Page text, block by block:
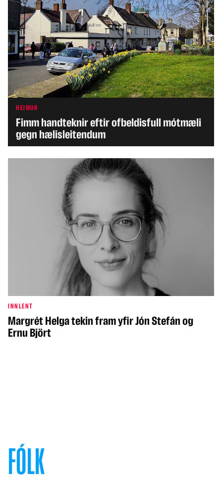
HEIMUR
Fimm handteknir eftir ofbeldisfull mótmæli
gegn hælisleitendum
INNLENT
Margrét Helga tekin fram yfir Jón Stefán og
Ernu Björt
FÓLK